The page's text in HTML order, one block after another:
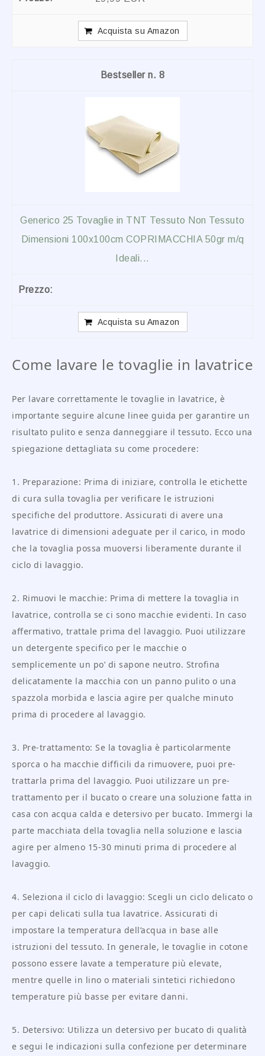
Acquista su Amazon
8
Generico 25 Tovaglie in TNT Tessuto Non Tessuto
Dimensioni 100x100cm COPRIMACCHIA 50gr m/q
Ideali...
Acquista su Amazon
Come lavare le tovaglie in lavatrice
Per lavare correttamente le tovaglie in lavatrice, è
importante seguire alcune linee guida per garantire un
risultato pulito e senza danneggiare il tessuto. Ecco una
spiegazione dettagliata su come procedere:
1. Preparazione: Prima di iniziare, controlla le etichette
di cura sulla tovaglia per verificare le istruzioni
specifiche del produttore. Assicurati di avere una
lavatrice di dimensioni adeguate per il carico, in modo
che la tovaglia possa muoversi liberamente durante il
ciclo di lavaggio.
2. Rimuovi le macchie: Prima di mettere la tovaglia in
lavatrice, controlla se ci sono macchie evidenti. In caso
affermativo, trattale prima del lavaggio. Puoi utilizzare
un detergente specifico per le macchie o
semplicemente un po’ di sapone neutro. Strofina
delicatamente la macchia con un panno pulito o una
spazzola morbida e lascia agire per qualche minuto
prima di procedere al lavaggio.
3. Pre-trattamento: Se la tovaglia è particolarmente
sporca o ha macchie difficili da rimuovere, puoi pre-
trattarla prima del lavaggio. Puoi utilizzare un pre-
trattamento per il bucato o creare una soluzione fatta in
casa con acqua calda e detersivo per bucato. Immergi la
parte macchiata della tovaglia nella soluzione e lascia
agire per almeno 15-30 minuti prima di procedere al
lavaggio.
4. Seleziona il ciclo di lavaggio: Scegli un ciclo delicato o
per capi delicati sulla tua lavatrice. Assicurati di
impostare la temperatura dell’acqua in base alle
istruzioni del tessuto. In generale, le tovaglie in cotone
possono essere lavate a temperature più elevate,
mentre quelle in lino o materiali sintetici richiedono
temperature più basse per evitare danni.
5. Detersivo: Utilizza un detersivo per bucato di qualità
e segui le indicazioni sulla confezione per determinare